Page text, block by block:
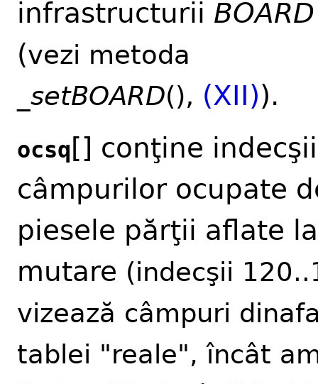
infrastructurii BOARD
(vezi metoda
setBOARD(), (XII)).
ocsq [] conţine indecşii
câmpurilor ocupate
piesele părţii aflate la
mutare (indecşii
vizează câmpuri
tablei "reale", încât